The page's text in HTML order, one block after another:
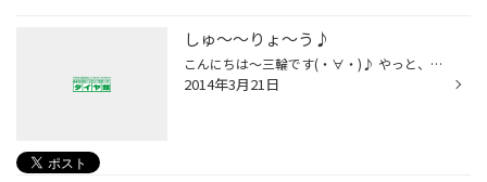
しゅ～～りょ～う♪
こんにちは～三輪です(・∀・)♪ やっと、、、 やっとバイク教習が終了いたしました!! 後半は１週間に２時間と グダグダしながら予約をとっていたのですが、 気づいたら終わっていました↑(笑) 今月中にがんばったら乗れますかね? 卒業検定は来週!! コースがあいまいなので、受かるかわかりませんが イ...
2014年3月21日